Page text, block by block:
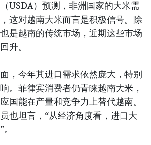
USDA）预测，非洲国家的大米需
这对越南大米而言是积极信号。除
是越南的传统市场，近期这些市场
升。
，今年其进口需求依然庞大，特别
。菲律宾消费者仍青睐越南大米，
国能在产量和竞争力上替代越南。
也坦言，“从经济角度看，进口大